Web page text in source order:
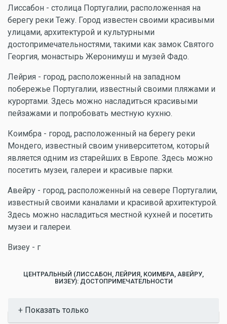
Лиссабон - столица Португалии, расположенная на
берегу реки Тежу. Город известен своими красивыми
улицами, архитектурой и культурными
достопримечательностями, такими как замок Святого
Георгия, монастырь Жеронимуш и музей Фадо.
Лейрия - город, расположенный на западном
побережье Португалии, известный своими пляжами и
курортами. Здесь можно насладиться красивыми
пейзажами и попробовать местную кухню.
Коимбра - город, расположенный на берегу реки
Мондего, известный своим университетом, который
является одним из старейших в Европе. Здесь можно
посетить музеи, галереи и красивые парки.
Авейру - город, расположенный на севере Португалии,
известный своими каналами и красивой архитектурой.
Здесь можно насладиться местной кухней и посетить
музеи и галереи.
Визеу - г
ЦЕНТРАЛЬНЫЙ (ЛИССАБОН, ЛЕЙРИЯ, КОИМБРА, АВЕЙРУ,
ВИЗЕУ): ДОСТОПРИМЕЧАТЕЛЬНОСТИ
Показать
Показать только